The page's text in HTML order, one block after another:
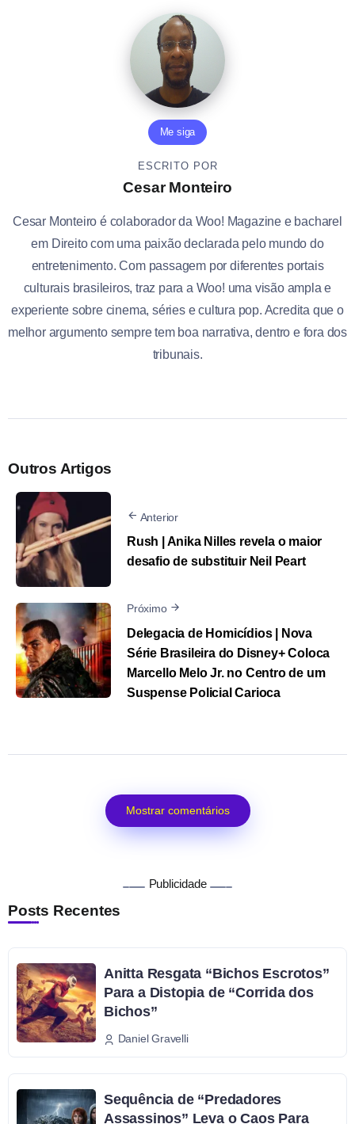
Me siga
ESCRITO POR
Cesar Monteiro
Cesar Monteiro é colaborador da Woo! Magazine e bacharel
em Direito com uma paixão declarada pelo mundo do
entretenimento. Com passagem por diferentes portais
culturais brasileiros, traz para a Woo! uma visão ampla e
experiente sobre cinema, séries e cultura pop. Acredita que o
melhor argumento sempre tem boa narrativa, dentro e fora dos
tribunais.
Outros Artigos
Anterior
Rush | Anika Nilles revela o maior
desafio de substituir Neil Peart
Próximo
Delegacia de Homicídios | Nova
Série Brasileira do Disney+ Coloca
Marcello Melo Jr. no Centro de um
Suspense Policial Carioca
Mostrar comentários
Publicidade
Posts Recentes
Anitta Resgata “Bichos Escrotos”
Para a Distopia de “Corrida dos
Bichos”
Daniel Gravelli
Sequência de “Predadores
Assassinos” Leva o Caos Para